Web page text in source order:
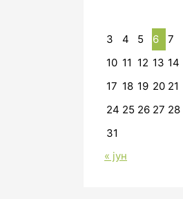
3
4 5 6 7
10 11 12 13 14
17 18 19 20 21
24 25 26 27 28
31
« јун